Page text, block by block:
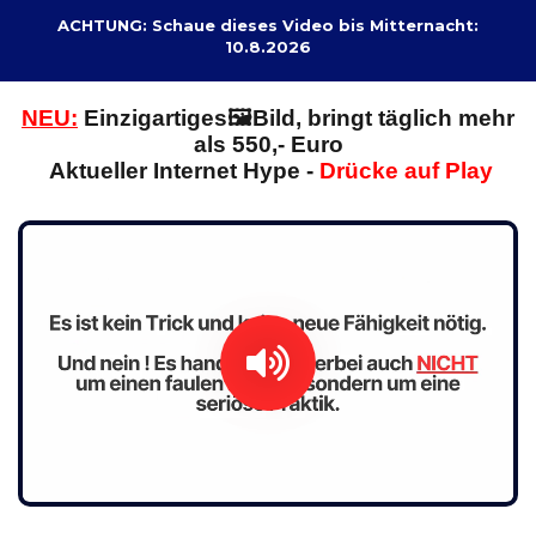
ACHTUNG: Schaue dieses Video bis Mitternacht:
10.8.2026
NEU: Einzigartiges🖼️Bild, bringt täglich mehr
als 550,- Euro
Aktueller Internet Hype - Drücke auf Play